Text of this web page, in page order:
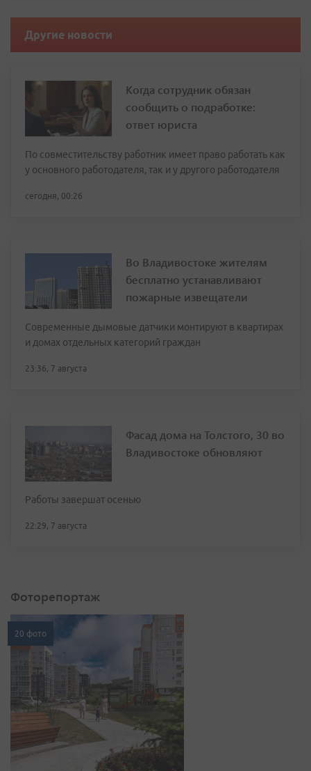
Другие новости
Когда сотрудник обязан
сообщить о подработке:
ответ юриста
По совместительству работник имеет право работать как
у основного работодателя, так и у другого работодателя
сегодня, 00:26
Во Владивостоке жителям
бесплатно устанавливают
пожарные извещатели
Современные дымовые датчики монтируют в квартирах
и домах отдельных категорий граждан
23:36, 7 августа
Фасад дома на Толстого, 30 во
Владивостоке обновляют
Работы завершат осенью
22:29, 7 августа
Фоторепортаж
20 фото